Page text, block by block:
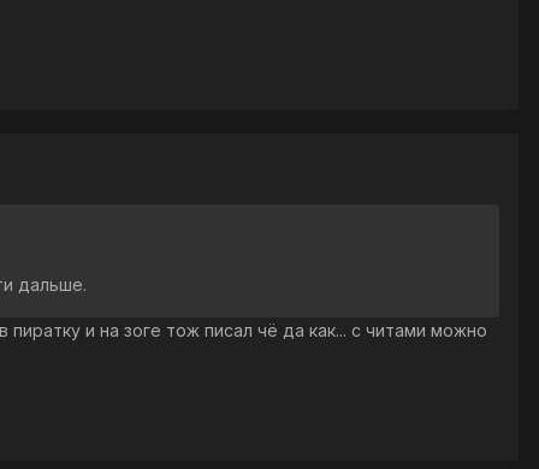
дальше.
и на зоге тож писал чё да как... с читами можно